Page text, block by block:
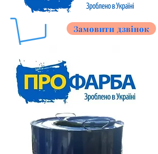
Замовити дзвінок